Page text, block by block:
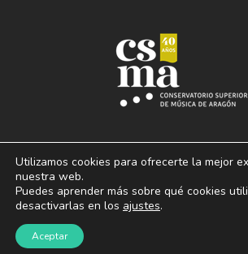
© 2013 – 2026. Conservatorio Superior de Música de
Utilizamos cookies para ofrecerte la mejor
nuestra web.
Puedes aprender más sobre qué cookies
desactivarlas en los ajustes.
Aceptar